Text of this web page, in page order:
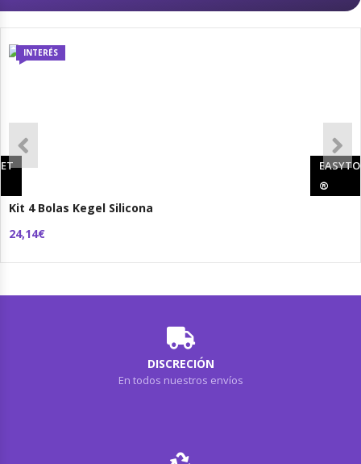
INTERÉS
Kit 4 Bolas Kegel Silicona
24,14€
®
DISCRECIÓN
En todos nuestros envíos